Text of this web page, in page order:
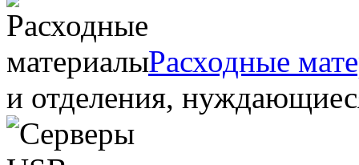
Расходные
и отделения,